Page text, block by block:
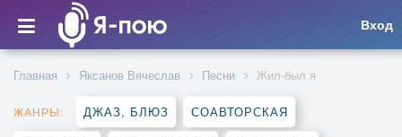
Вход
Главная Яксанов Вячеслав Песни Жил-был я
ЖАНРЫ: ДЖАЗ, БЛЮЗ СОАВТОРСКАЯ